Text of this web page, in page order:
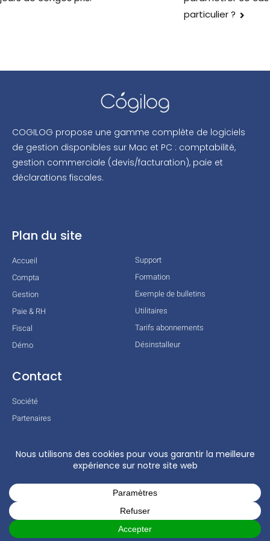
particulier ?
COGILOG propose une gamme complète de logiciels
de gestion disponibles sur Mac et PC : comptabilité,
gestion commerciale (devis/facturation), paie et
déclarations fiscales.
Plan du site
Accueil
Compta
Gestion
Paie & RH
Fiscal
Démo
Support
Formation
Exemple de bulletins
Utilitaires
Tarifs abonnements
Désinstalleur
Contact
Société
Partenaires
Mentions légales
Conditions générales
Actualités
COPYRIGHT © 2026 TOUS DROITS RÉSERVÉS – COGILOG – 3 RUE DES
CHARRONS 31700 BLAGNAC